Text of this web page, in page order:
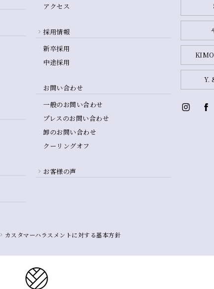
アクセス
採用情報
新卒採用
中途採用
お問い合わせ
一般のお問い合わせ
プレスのお問い合わせ
卸のお問い合わせ
クーリングオフ
お客様の声
カスタマーハラスメントに対する基本方針
Y.